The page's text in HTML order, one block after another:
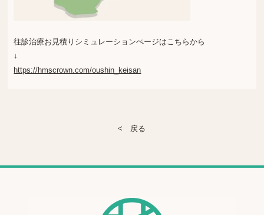
往診治療お見積りシミュレーションぺージはこちらから
↓
https://hmscrown.com/oushin_keisan
< 戻る